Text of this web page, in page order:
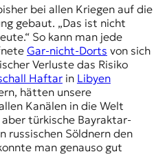
bei allen Kriegen auf die
gebaut. „Das ist nicht
So kann man jede
Gar-nicht-Dorts von sich
Verluste das Risiko
Haftarin Libyen
hätten unsere
Kanälen in die Welt
türkische Bayraktar-
russischen Söldnern den
man genauso gut